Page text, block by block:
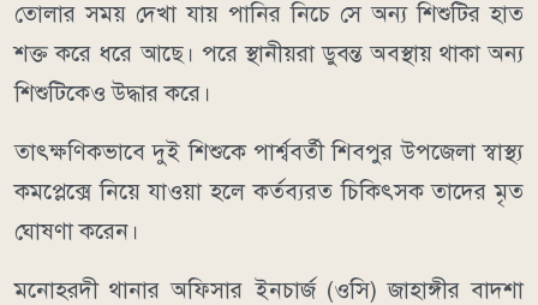
তোলার সময় দেখা যায় পানির নিচে সে অন্য শিশুটির হাত
শক্ত করে ধরে আছে। পরে স্থানীয়রা ডুবন্ত অবস্থায় থাকা অন্য
শিশুটিকেও উদ্ধার করে।
তাৎক্ষণিকভাবে দুই শিশুকে পার্শ্ববর্তী শিবপুর উপজেলা স্বাস্থ্য
কমপ্লেক্সে নিয়ে যাওয়া হলে কর্তব্যরত চিকিৎসক তাদের মৃত
ঘোষণা করেন।
মনোহরদী থানার অফিসার ইনচার্জ (ওসি) জাহাঙ্গীর বাদশা